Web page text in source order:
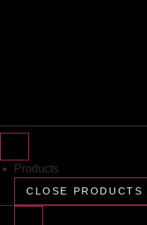
Products
CLOSE PRODUCTS